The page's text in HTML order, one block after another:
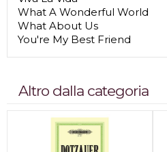
What A Wonderful World
What About Us
You're My Best Friend
Altro dalla categoria